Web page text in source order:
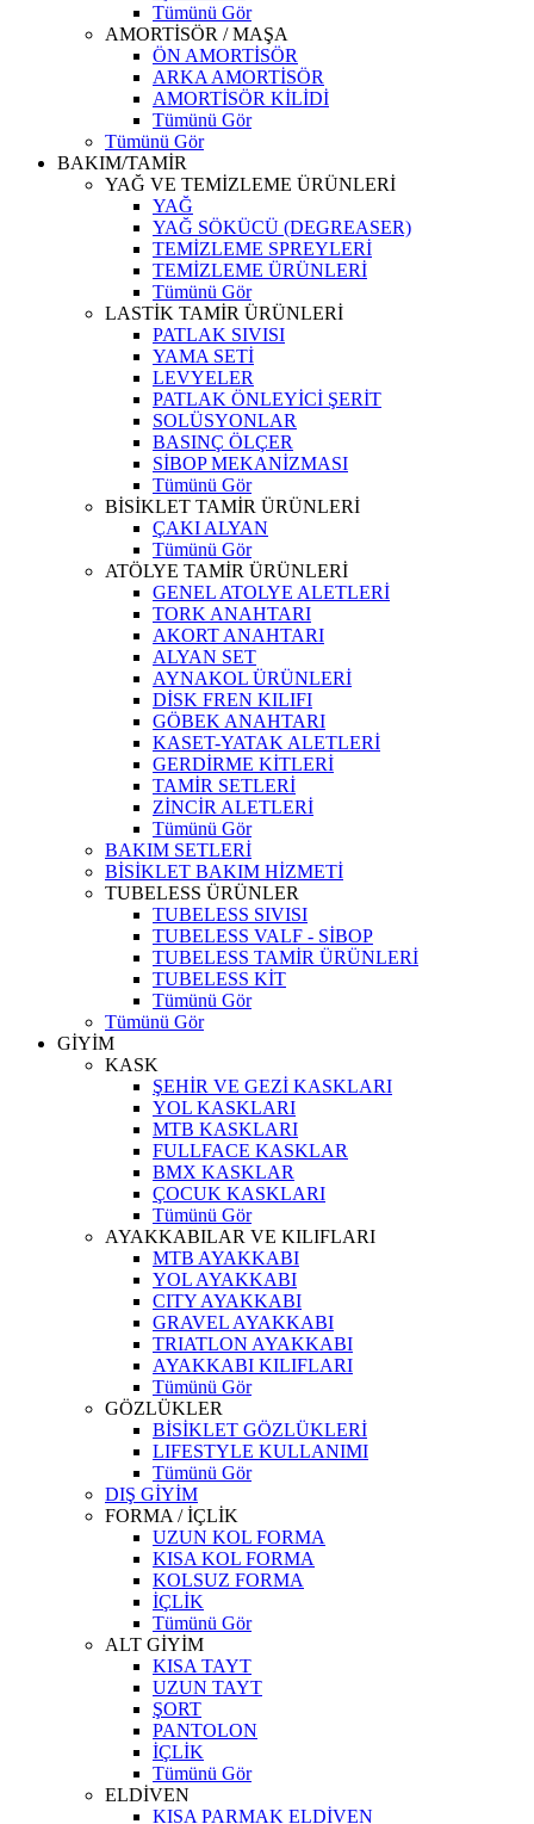
Tümünü Gör
AMORTİSÖR / MAŞA
ÖN AMORTİSÖR
ARKA AMORTİSÖR
AMORTİSÖR KİLİDİ
Tümünü Gör
Tümünü Gör
BAKIM/TAMİR
YAĞ VE TEMİZLEME ÜRÜNLERİ
YAĞ
YAĞ SÖKÜCÜ (DEGREASER)
TEMİZLEME SPREYLERİ
TEMİZLEME ÜRÜNLERİ
Tümünü Gör
LASTİK TAMİR ÜRÜNLERİ
PATLAK SIVISI
YAMA SETİ
LEVYELER
PATLAK ÖNLEYİCİ ŞERİT
SOLÜSYONLAR
BASINÇ ÖLÇER
SİBOP MEKANİZMASI
Tümünü Gör
BİSİKLET TAMİR ÜRÜNLERİ
ÇAKI ALYAN
Tümünü Gör
ATÖLYE TAMİR ÜRÜNLERİ
GENEL ATOLYE ALETLERİ
TORK ANAHTARI
AKORT ANAHTARI
ALYAN SET
AYNAKOL ÜRÜNLERİ
DİSK FREN KILIFI
GÖBEK ANAHTARI
KASET-YATAK ALETLERİ
GERDİRME KİTLERİ
TAMİR SETLERİ
ZİNCİR ALETLERİ
Tümünü Gör
BAKIM SETLERİ
BİSİKLET BAKIM HİZMETİ
TUBELESS ÜRÜNLER
TUBELESS SIVISI
TUBELESS VALF - SİBOP
TUBELESS TAMİR ÜRÜNLERİ
TUBELESS KİT
Tümünü Gör
Tümünü Gör
GİYİM
KASK
ŞEHİR VE GEZİ KASKLARI
YOL KASKLARI
MTB KASKLARI
FULLFACE KASKLAR
BMX KASKLAR
ÇOCUK KASKLARI
Tümünü Gör
AYAKKABILAR VE KILIFLARI
MTB AYAKKABI
YOL AYAKKABI
CITY AYAKKABI
GRAVEL AYAKKABI
TRIATLON AYAKKABI
AYAKKABI KILIFLARI
Tümünü Gör
GÖZLÜKLER
BİSİKLET GÖZLÜKLERİ
LIFESTYLE KULLANIMI
Tümünü Gör
DIŞ GİYİM
FORMA / İÇLİK
UZUN KOL FORMA
KISA KOL FORMA
KOLSUZ FORMA
İÇLİK
Tümünü Gör
ALT GİYİM
KISA TAYT
UZUN TAYT
ŞORT
PANTOLON
İÇLİK
Tümünü Gör
ELDİVEN
KISA PARMAK ELDİVEN